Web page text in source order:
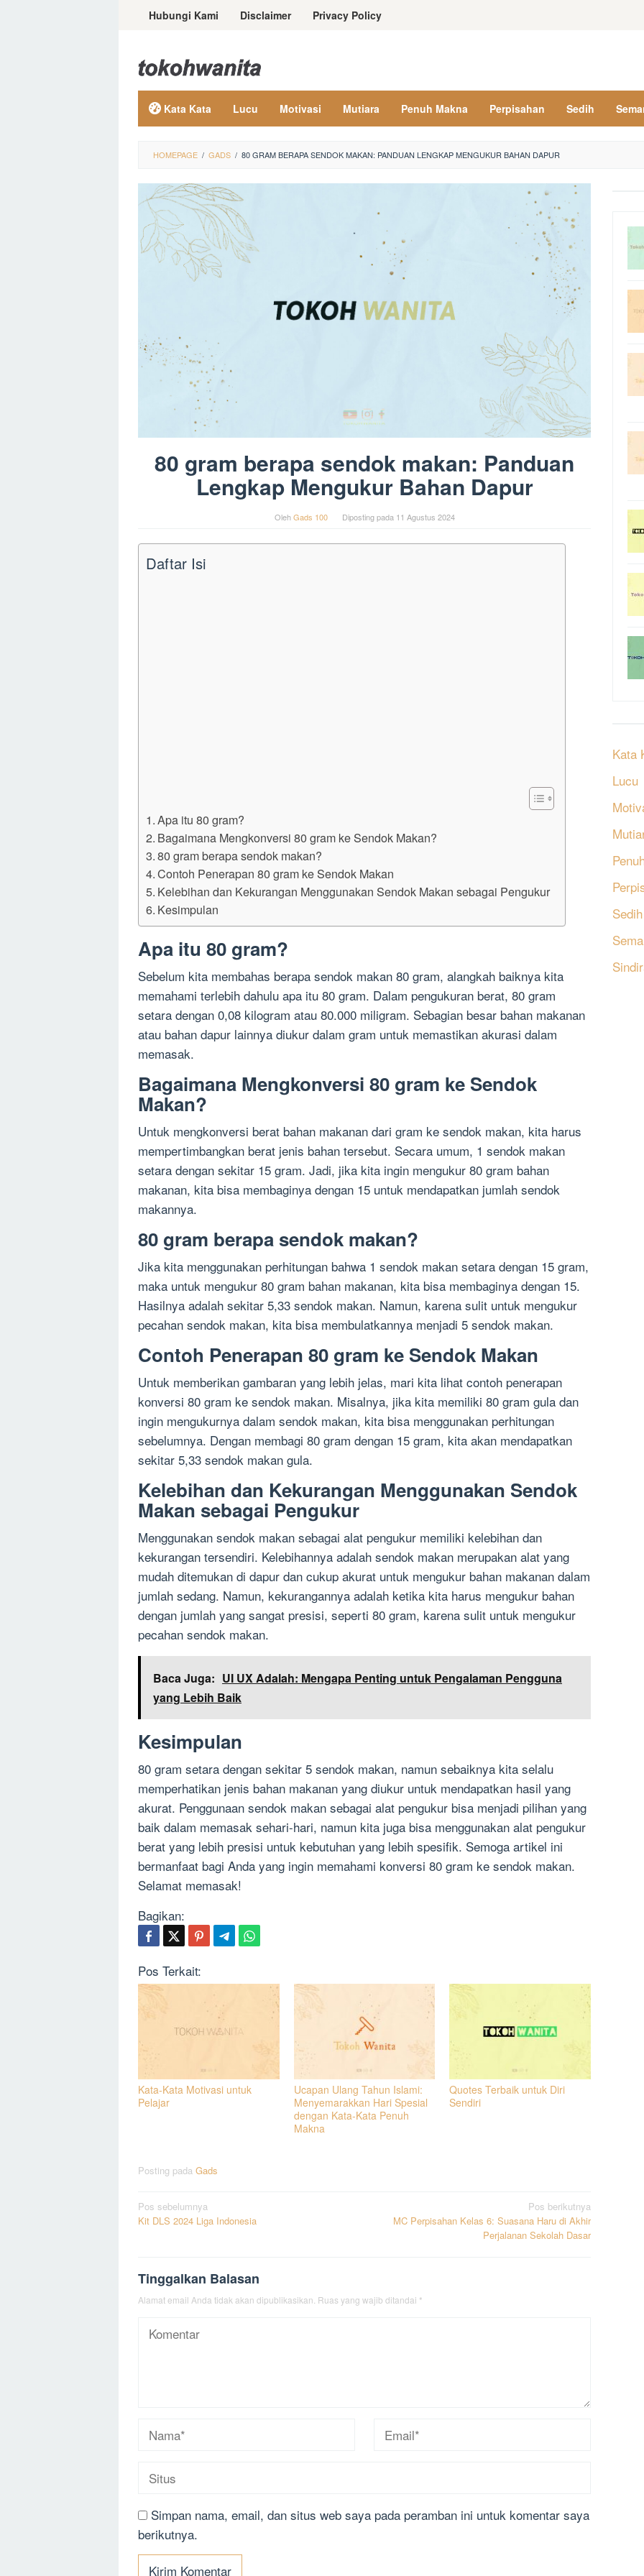
LoncatHubungi Kami Disclaimer Privacy Policy
Kata Kata Lucu Motivasi Mutiara Penuh Makna Perpisahan Sedih
HOMEPAGE / GADS / 80 GRAM BERAPA SENDOK MAKAN: PANDUAN LENGKAP MENGUKUR BAHAN DAPUR
80 gram berapa sendok makan: Panduan
Lengkap Mengukur Bahan Dapur
OlehGads 100 Diposting pada 11 Agustus 2024
Daftar Isi
Apa itu 80 gram?
Bagaimana Mengkonversi 80 gram ke Sendok Makan?
80 gram berapa sendok makan?
Contoh Penerapan 80 gram ke Sendok Makan
Kelebihan dan Kekurangan Menggunakan Sendok Makan sebagai Pengukur
Kesimpulan
Apa itu 80 gram?
Sebelum kita membahas berapa sendok makan 80 gram, alangkah baiknya kita
memahami terlebih dahulu apa itu 80 gram. Dalam pengukuran berat, 80 gram
setara dengan 0,08 kilogram atau 80.000 miligram. Sebagian besar bahan makanan
atau bahan dapur lainnya diukur dalam gram untuk memastikan akurasi dalam
memasak.
Bagaimana Mengkonversi 80 gram ke Sendok
Makan?
Untuk mengkonversi berat bahan makanan dari gram ke sendok makan, kita harus
mempertimbangkan berat jenis bahan tersebut. Secara umum, 1 sendok makan
setara dengan sekitar 15 gram. Jadi, jika kita ingin mengukur 80 gram bahan
makanan, kita bisa membaginya dengan 15 untuk mendapatkan jumlah sendok
makannya.
80 gram berapa sendok makan?
Jika kita menggunakan perhitungan bahwa 1 sendok makan setara dengan 15 gram,
maka untuk mengukur 80 gram bahan makanan, kita bisa membaginya dengan 15.
Hasilnya adalah sekitar 5,33 sendok makan. Namun, karena sulit untuk mengukur
pecahan sendok makan, kita bisa membulatkannya menjadi 5 sendok makan.
Contoh Penerapan 80 gram ke Sendok Makan
Untuk memberikan gambaran yang lebih jelas, mari kita lihat contoh penerapan
konversi 80 gram ke sendok makan. Misalnya, jika kita memiliki 80 gram gula dan
ingin mengukurnya dalam sendok makan, kita bisa menggunakan perhitungan
sebelumnya. Dengan membagi 80 gram dengan 15 gram, kita akan mendapatkan
sekitar 5,33 sendok makan gula.
Kelebihan dan Kekurangan Menggunakan Sendok
Makan sebagai Pengukur
Menggunakan sendok makan sebagai alat pengukur memiliki kelebihan dan
kekurangan tersendiri. Kelebihannya adalah sendok makan merupakan alat yang
mudah ditemukan di dapur dan cukup akurat untuk mengukur bahan makanan dalam
jumlah sedang. Namun, kekurangannya adalah ketika kita harus mengukur bahan
dengan jumlah yang sangat presisi, seperti 80 gram, karena sulit untuk mengukur
pecahan sendok makan.
Baca Juga: UI UX Adalah: Mengapa Penting untuk Pengalaman Pengguna
yang Lebih Baik
Kesimpulan
80 gram setara dengan sekitar 5 sendok makan, namun sebaiknya kita selalu
memperhatikan jenis bahan makanan yang diukur untuk mendapatkan hasil yang
akurat. Penggunaan sendok makan sebagai alat pengukur bisa menjadi pilihan yang
baik dalam memasak sehari-hari, namun kita juga bisa menggunakan alat pengukur
berat yang lebih presisi untuk kebutuhan yang lebih spesifik. Semoga artikel ini
bermanfaat bagi Anda yang ingin memahami konversi 80 gram ke sendok makan.
Selamat memasak!
Bagikan:
Pos Terkait:
Kata-Kata Motivasi untuk
Pelajar
Ucapan Ulang Tahun Islami:
Menyemarakkan Hari Spesial
dengan Kata-Kata Penuh
Makna
Quotes Terbaik untuk Diri
Sendiri
Posting pada Gads
Navigasi
pos
Pos sebelumnya
Kit DLS 2024 Liga Indonesia
Pos berikutnya
MC Perpisahan Kelas 6: Suasana Haru di Akhir
Perjalanan Sekolah Dasar
Tinggalkan Balasan
Alamat email Anda tidak akan dipublikasikan. Ruas yang wajib ditandai *
Simpan nama, email, dan situs web saya pada peramban ini untuk komentar saya
berikutnya.
Kata
Lucu
Sedih